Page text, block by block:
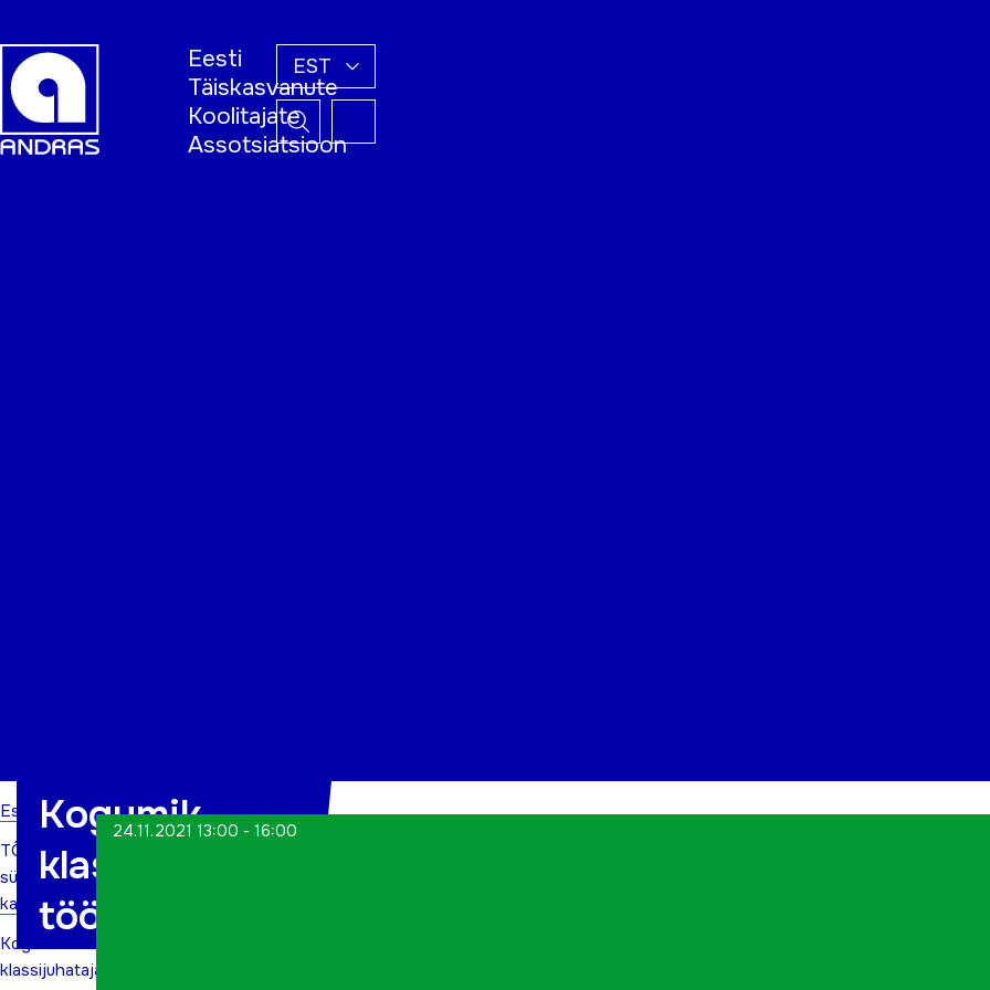
Eesti
Täiskasvanute
Koolitajate
Assotsiatsioon
EST
Esileht
TÕN
sündmuste
kalender
Kogumik
klassijuhataja
Kogumik
klassijuhataja
tööks
24.11.2021 13:00 - 16:00